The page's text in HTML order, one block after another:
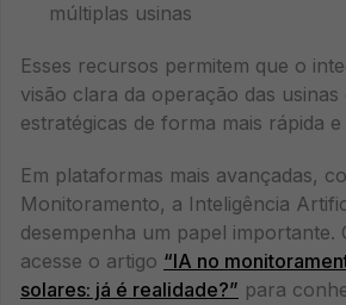
múltiplas usinas
Esses recursos permitem que o
visão clara da operação das usinas
estratégicas de forma mais rápida
Em plataformas mais avançadas,
Monitoramento, a Inteligência
desempenha um papel importante.
acesse o artigo “IA no
solares: já é realidade?” para